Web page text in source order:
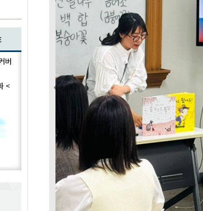
버
<
Previous